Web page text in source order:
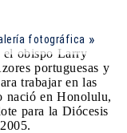
fotográfica
el obispo Larry
portuguesas y
trabajar en las
nació en Honolulu,
para la Diócesis